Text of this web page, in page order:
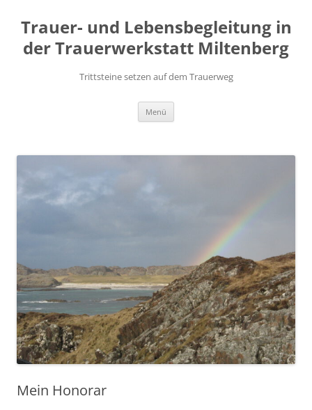
springen
Trauer- und Lebensbegleitung in
der Trauerwerkstatt Miltenberg
Trittsteine setzen auf dem Trauerweg
Menü
Mein Honorar